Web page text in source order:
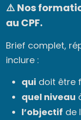
⚠️ Nos
au CPF.
Brief complet,
inclure :
qui doit être
quel niveau
l’objectif de